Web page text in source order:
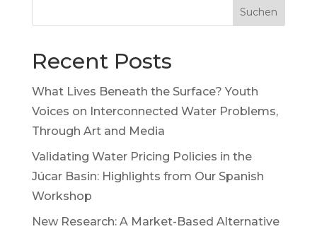
Suchen
Recent Posts
What Lives Beneath the Surface? Youth
Voices on Interconnected Water Problems,
Through Art and Media
Validating Water Pricing Policies in the
Júcar Basin: Highlights from Our Spanish
Workshop
New Research: A Market-Based Alternative